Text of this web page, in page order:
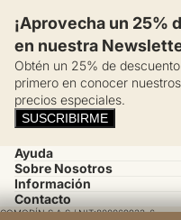
¡Aprovecha un 25%
en nuestra
Obtén un 25% de
primero en conocer
precios especiales.
SUSCRIBIRME
Ayuda
Sobre Nosotros
Información
Contacto
COMODÍN S.A.S / NIT:800069933-6